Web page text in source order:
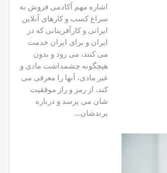
اشاره مهم آکادمی فروش به
سراغ کسب و کارهای آنلاین
ایرانی و کارآفرینانی که در
ایران و برای ایران خدمت
می کنند، می رود و بدون
هیچگونه چشمداشت مادی و
غیر مادی، آنها را معرفی می
کند، از رمز و راز موفقیت
شان می پرسد و درباره
برندشان…